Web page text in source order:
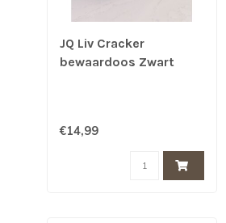
JQ Liv Cracker
bewaardoos Zwart
€14,99